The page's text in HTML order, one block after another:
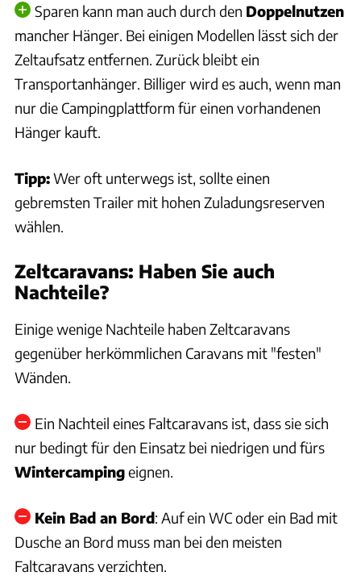
Sparen kann man auch durch den Doppelnutzen
mancher Hänger. Bei einigen Modellen lässt sich der
Zeltaufsatz entfernen. Zurück bleibt ein
Transportanhänger. Billiger wird es auch, wenn man
nur die Campingplattform für einen vorhandenen
Hänger kauft.
Tipp:Wer oft unterwegs ist, sollte einen
gebremsten Trailer mit hohen Zuladungsreserven
wählen.
Zeltcaravans: Haben Sie auch
Nachteile?
Einige wenige Nachteile haben Zeltcaravans
gegenüber herkömmlichen Caravans mit "festen"
Wänden.
Ein Nachteil eines Faltcaravans ist, dass sie sich
nur bedingt für den Einsatz bei niedrigen und fürs
Wintercampingeignen.
Kein Bad an Bord: Auf ein WC oder ein Bad mit
Dusche an Bord muss man bei den meisten
Faltcaravans verzichten.